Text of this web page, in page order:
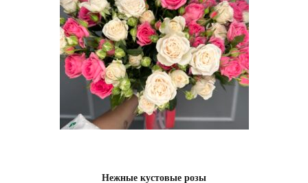
Нежные кустовые розы